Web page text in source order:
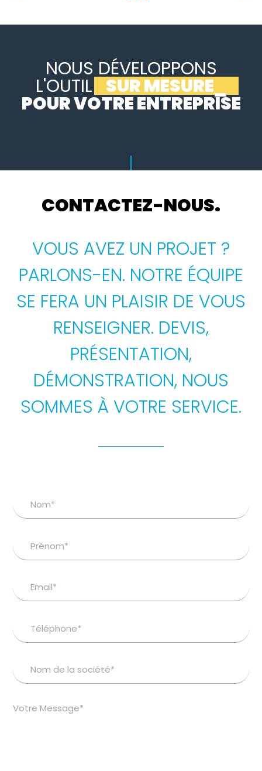
NOUS DÉVELOPPONS
L'OUTIL SUR MESU_
POUR VOTRE ENTREPRISE
CONTACTEZ-NOUS.
VOUS AVEZ UN PROJET ?
PARLONS-EN. NOTRE ÉQUIPE
SE FERA UN PLAISIR DE VOUS
RENSEIGNER. DEVIS,
PRÉSENTATION,
DÉMONSTRATION, NOUS
SOMMES À VOTRE SERVICE.